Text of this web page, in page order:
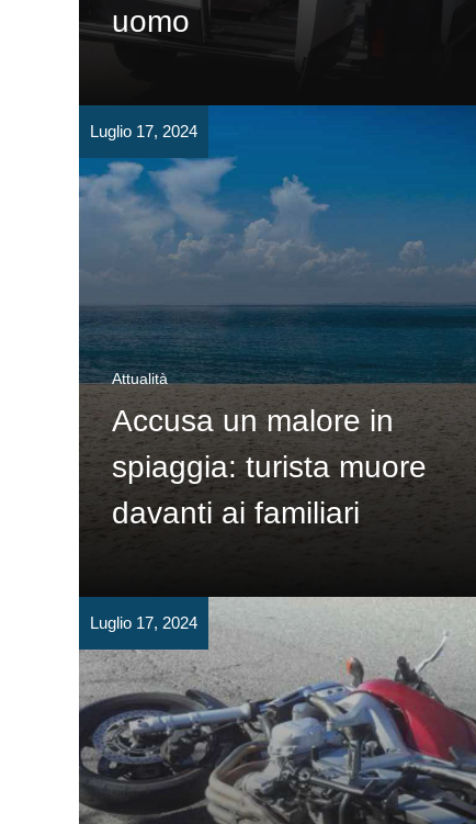
uomo
Luglio 17, 2024
Attualità
Accusa un malore in
spiaggia: turista muore
davanti ai familiari
Luglio 17, 2024